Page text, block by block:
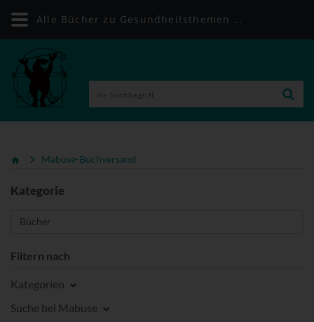
Mabuse-Buchversand
Kategorie
Filtern nach
Kategorien
Suche bei Mabuse
Alle Bücher zu Gesundheitsthemen | Mabuse-Buchversand